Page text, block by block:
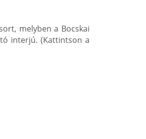
melyben a Bocskai
interjú. (Kattintson a